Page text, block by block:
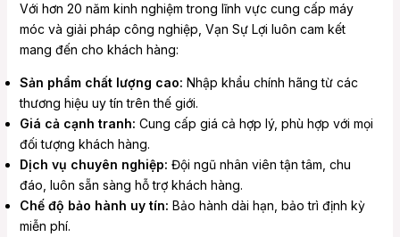
Với hơn 20 năm kinh nghiệm trong lĩnh vực cung cấp máy
móc và giải pháp công nghiệp, Vạn Sự Lợi luôn cam kết
mang đến cho khách hàng:
Sản phẩm chất lượng cao: Nhập khẩu chính hãng từ các
thương hiệu uy tín trên thế giới.
Giá cả cạnh tranh: Cung cấp giá cả hợp lý, phù hợp với mọi
đối tượng khách hàng.
Dịch vụ chuyên nghiệp: Đội ngũ nhân viên tận tâm, chu
đáo, luôn sẵn sàng hỗ trợ khách hàng.
Chế độ bảo hành uy tín: Bảo hành dài hạn, bảo trì định kỳ
miễn phí.